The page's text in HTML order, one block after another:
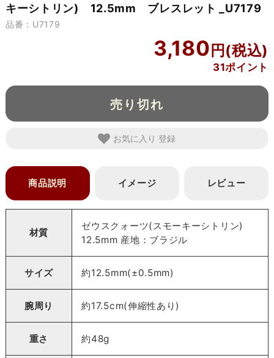
キーシトリン) 12.5mm ブレスレット _U7179
品番：U7179
3,180
31ポイント
売り切れ
お気に入り
商品説明 イメージ レビュー
材質
ゼウスクォーツ(スモーキーシトリン)
12.5mm 産地：ブラジル
サイズ 約12.5mm(±0.5mm)
腕周り 約17.5cm(伸縮性あり)
重さ 約48g